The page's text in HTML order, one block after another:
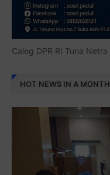
Caleg DPR RI Tuna Netra
HOT NEWS IN A MONTH